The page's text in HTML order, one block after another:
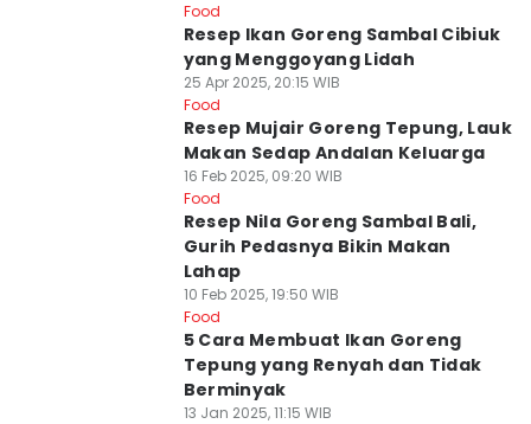
Food
Resep Ikan Goreng Sambal Cibiuk
yang Menggoyang Lidah
25 Apr 2025, 20:15 WIB
Food
Resep Mujair Goreng Tepung, Lauk
Makan Sedap Andalan Keluarga
16 Feb 2025, 09:20 WIB
Food
Resep Nila Goreng Sambal Bali,
Gurih Pedasnya Bikin Makan
Lahap
10 Feb 2025, 19:50 WIB
Food
5 Cara Membuat Ikan Goreng
Tepung yang Renyah dan Tidak
Berminyak
13 Jan 2025, 11:15 WIB